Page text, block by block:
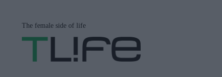
περιεχόμενο
The female side of life